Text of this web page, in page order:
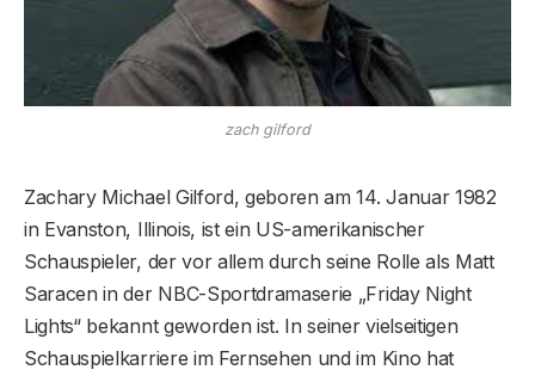
zach gilford
Zachary Michael Gilford, geboren am 14. Januar 1982
in Evanston, Illinois, ist ein US-amerikanischer
Schauspieler, der vor allem durch seine Rolle als Matt
Saracen in der NBC-Sportdramaserie „Friday Night
Lights“ bekannt geworden ist. In seiner vielseitigen
Schauspielkarriere im Fernsehen und im Kino hat